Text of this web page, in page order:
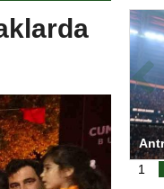
Mertens,
ne istedi
1